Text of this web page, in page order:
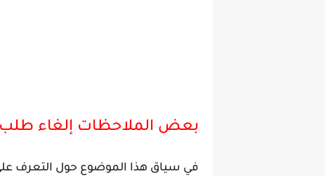
بعض الملاحظات إلغاء طلب
في سياق هذا الموضوع حول التعرف